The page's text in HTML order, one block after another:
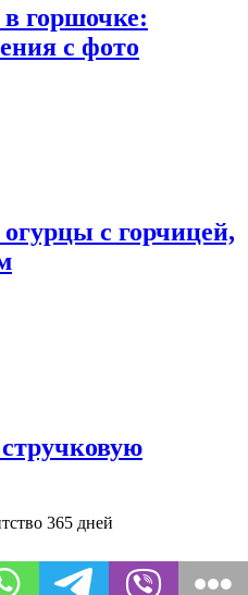
горшочке:
с фото
с горчицей,
365 дней